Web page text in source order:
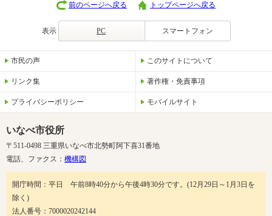
前のページへ戻る トップページへ戻る
表示 PC スマートフォン
市民の声 このサイトについて
リンク集 著作権・免責事項
プライバシーポリシー モバイルサイト
いなべ市役所
〒511-0498 三重県いなべ市北勢町阿下喜31番地
電話、ファクス： 機構図
開庁時間：平日 午前8時40分から午後4時30分です。(12月29日～1月3日を
除く)
法人番号：7000020242144